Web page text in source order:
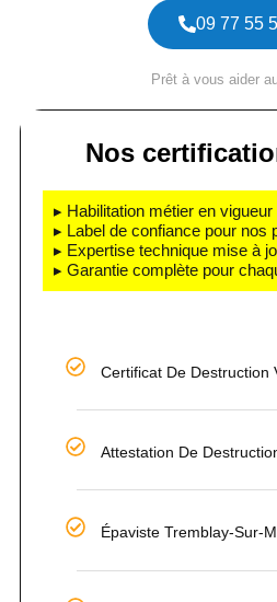
09 77 55
Prêt à vous aider
Nos
▸ Habilitation métier en vigueur
▸ Label de confiance pour nos
▸ Expertise technique mise à
▸ Garantie complète pour
Certificat De Destruction
Attestation De
Épaviste Tremblay-Sur-